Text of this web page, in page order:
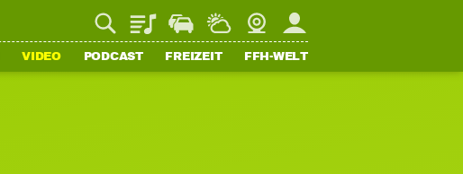
PlaylistStaupilotWetterWebcamMein FFH
VIDEO PODCAST FREIZEIT FFH-WELT